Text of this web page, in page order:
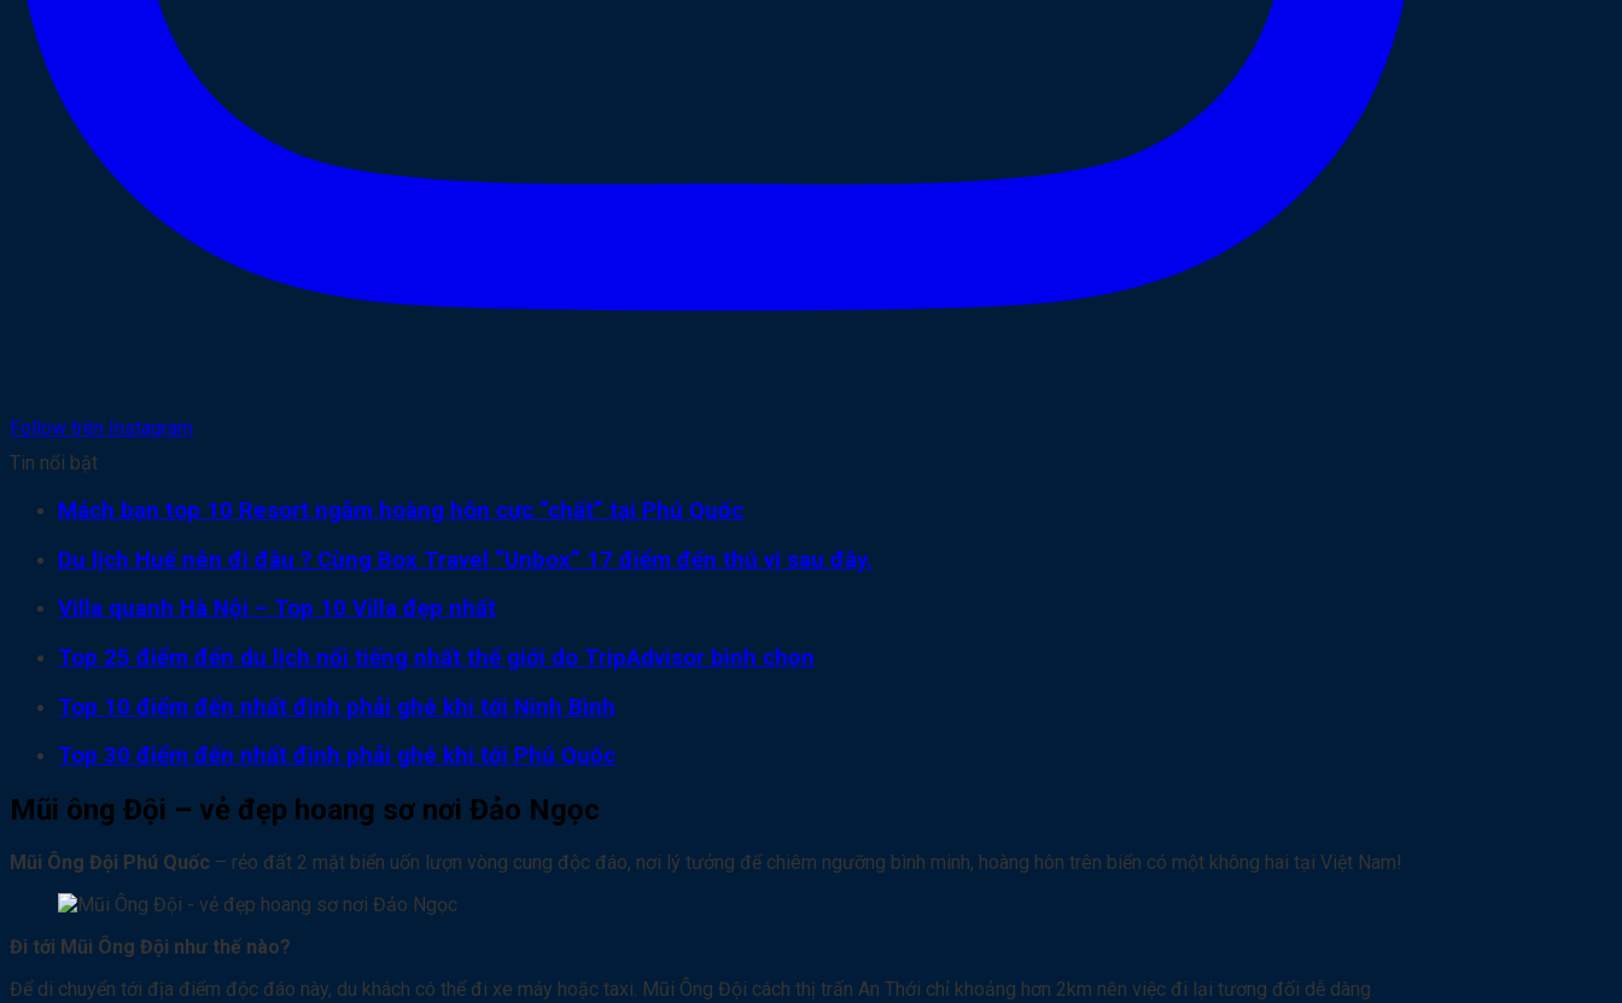
Follow trên Instagram
Tin nổi bật
Mách bạn top 10 Resort ngắm hoàng hôn cực “chất” tại Phú Quốc
Du lịch Huế nên đi đâu ? Cùng Box Travel “Unbox” 17 điểm đến thú vị sau đây.
Villa quanh Hà Nội – Top 10 Villa đẹp nhất
Top 25 điểm đến du lịch nổi tiếng nhất thế giới do TripAdvisor bình chọn
Top 10 điểm đến nhất định phải ghé khi tới Ninh Bình
Top 30 điểm đến nhất định phải ghé khi tới Phú Quốc
Mũi ông Đội – vẻ đẹp hoang sơ nơi Đảo Ngọc
Mũi Ông Đội Phú Quốc – rẻo đất 2 mặt biển uốn lượn vòng cung độc đáo, nơi lý tưởng để chiêm ngưỡng bình minh, hoàng hôn trên biển có một không hai tại Việt Nam!
Đi tới Mũi Ông Đội như thế nào?
Để di chuyển tới địa điểm độc đáo này, du khách có thể đi xe máy hoặc taxi. Mũi Ông Đội cách thị trấn An Thới chỉ khoảng hơn 2km nên việc đi lại tương đối dễ dàng.